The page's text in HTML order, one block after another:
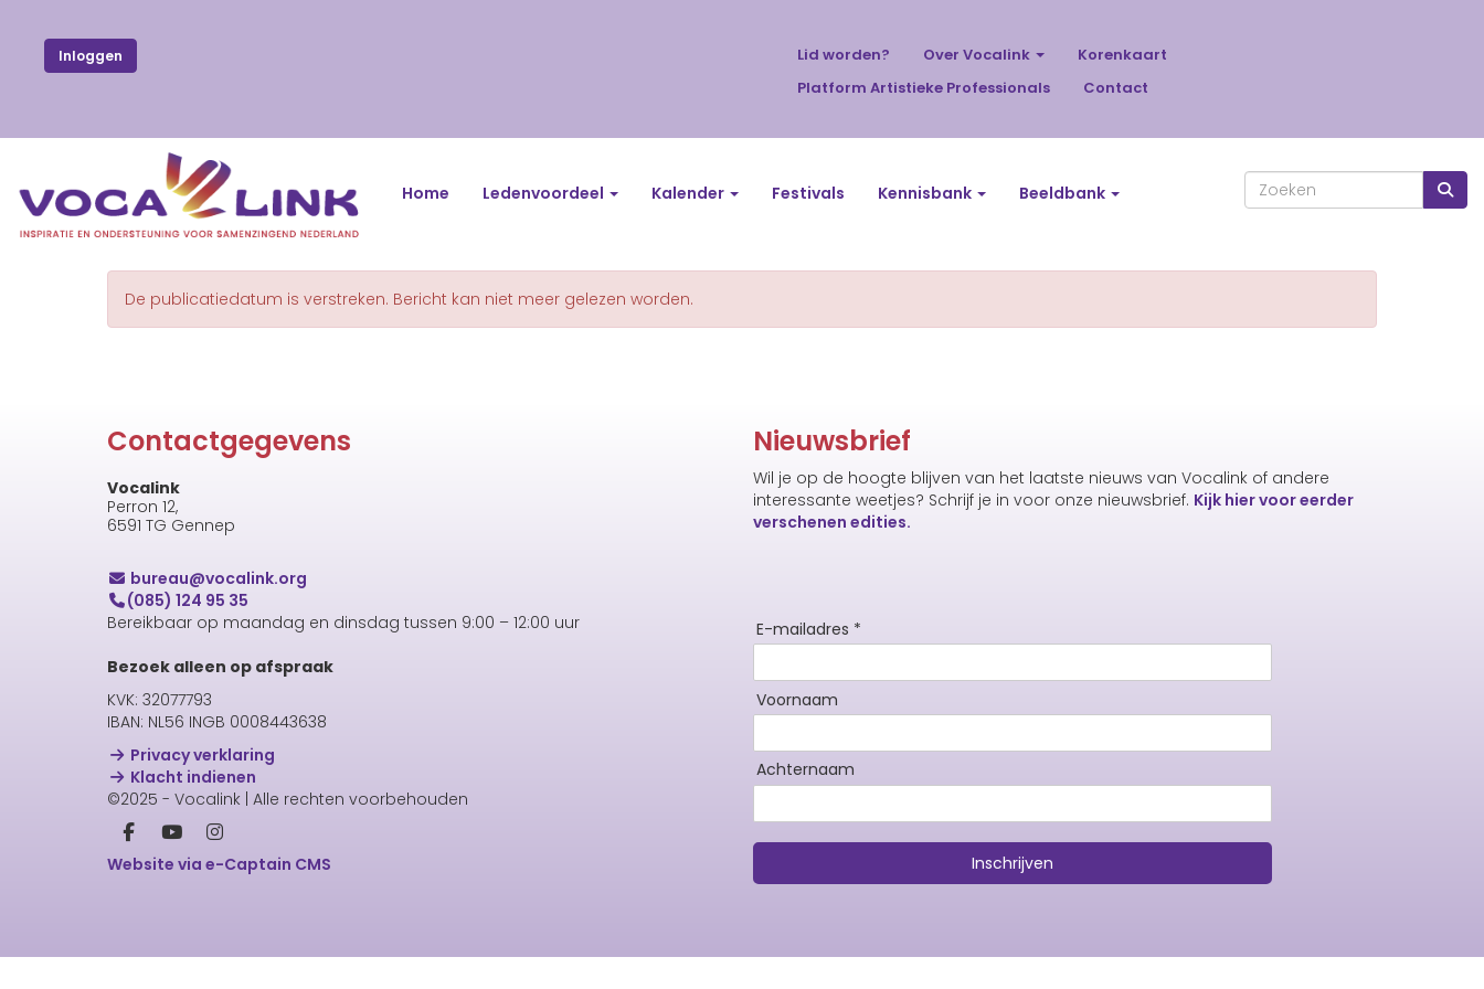
Inloggen Lid worden? Over Vocalink
Korenkaart
Platform Artistieke Professionals
Contact
Home Ledenvoordeel Kalender Festivals Kennisbank Beeldbank
De publicatiedatum is verstreken. Bericht kan niet meer gelezen worden.
Contactgegevens
Vocalink
Perron 12,
6591 TG Gennep
uaerub@vocalink.org
(085) 124 95 35
Bereikbaar op maandag en dinsdag tussen 9:00 – 12:00 uur
Bezoek alleen op afspraak
KVK: 32077793
IBAN: NL56 INGB 0008443638
Privacy verklaring
Klacht indienen
©2025 - Vocalink | Alle rechten voorbehouden
Website via e-Captain CMS
Nieuwsbrief
Wil je op de hoogte blijven van het laatste nieuws van Vocalink of andere
interessante weetjes? Schrijf je in voor onze nieuwsbrief. Kijk hier voor eerder
verschenen edities.
E-mailadres *
Voornaam
Achternaam
Inschrijven